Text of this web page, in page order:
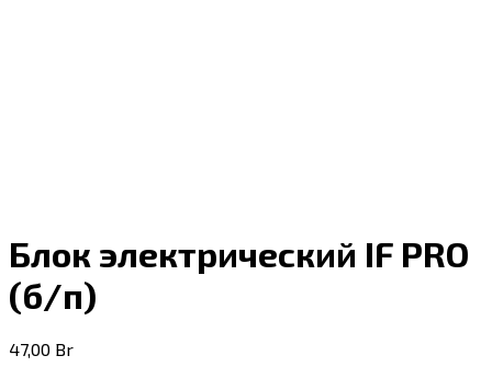
Блок электрический IF PRO
(б/п)
47,00 Br